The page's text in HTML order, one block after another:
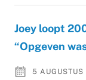
Joey loopt
“Opgeven
5